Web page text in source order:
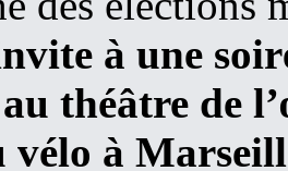
à une
théâtre de
vélo à